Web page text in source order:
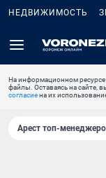
НЕДВИЖИМОСТЬ
На информационном
файлы. Оставаясь на сайте,
согласиена их
Арест топ-